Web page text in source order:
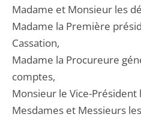
Madame et Monsieur les
Madame la Première
Cassation,
Madame la Procureure
comptes,
Monsieur le Vice-Président
Mesdames et Messieurs